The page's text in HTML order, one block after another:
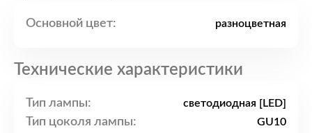
Основной цвет: разноцветная
Технические характеристики
Тип лампы: светодиодная [LED]
Тип цоколя лампы: GU10